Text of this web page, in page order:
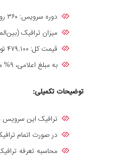
دوره سرویس: ۳۶۰ روزه
میزان ترافیک (بین‌الملل): ۶۰۰
قیمت کل: ۴۷۹.۱۰۰ تومان
به مبلغ اعلامی، ۹% مالیات بر ارزش‌افزوده اضافه می‌گردد.
توضیحات تکمیلی:
ترافیک این سرویس
در صورت اتمام